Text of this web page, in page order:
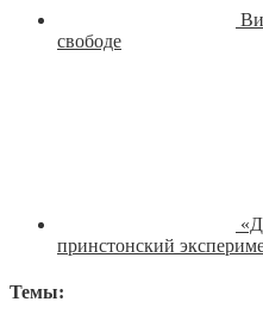
свободе
принстонский
Темы: